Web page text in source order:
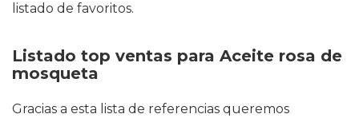
listado de favoritos.
Listado top ventas para Aceite rosa de
mosqueta
Gracias a esta lista de referencias queremos